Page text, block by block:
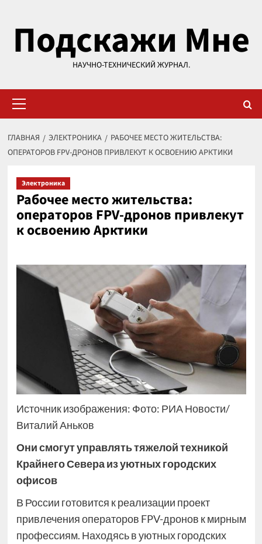
содержимому
Подскажи Мне
НАУЧНО-ТЕХНИЧЕСКИЙ ЖУРНАЛ.
меню
ГЛАВНАЯ ЭЛЕКТРОНИКА
РАБОЧЕЕ МЕСТО ЖИТЕЛЬСТВА:
ОПЕРАТОРОВ FPV-ДРОНОВ ПРИВЛЕКУТ К ОСВОЕНИЮ АРКТИКИ
Электроника
Рабочее место жительства:
операторов FPV-дронов привлекут
к освоению Арктики
Источник изображения: Фото: РИА Новости/
Виталий Аньков
Они смогут управлять тяжелой техникой
Крайнего Севера из уютных городских
офисов
В России готовится к реализации проект
привлечения операторов FPV-дронов к мирным
профессиям. Находясь в уютных городских